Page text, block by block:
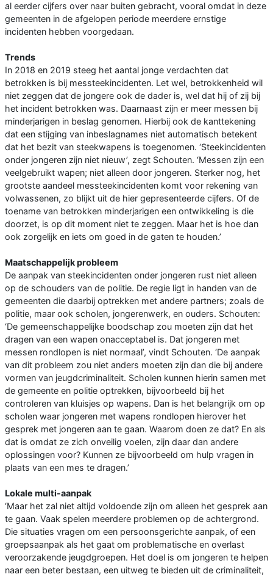
al eerder cijfers over naar buiten gebracht, vooral omdat in deze
gemeenten in de afgelopen periode meerdere ernstige
incidenten hebben voorgedaan.
Trends
In 2018 en 2019 steeg het aantal jonge verdachten dat
betrokken is bij messteekincidenten. Let wel, betrokkenheid wil
niet zeggen dat de jongere ook de dader is, wel dat hij of zij bij
het incident betrokken was. Daarnaast zijn er meer messen bij
minderjarigen in beslag genomen. Hierbij ook de kanttekening
dat een stijging van inbeslagnames niet automatisch betekent
dat het bezit van steekwapens is toegenomen. ‘Steekincidenten
onder jongeren zijn niet nieuw’, zegt Schouten. ‘Messen zijn een
veelgebruikt wapen; niet alleen door jongeren. Sterker nog, het
grootste aandeel messteekincidenten komt voor rekening van
volwassenen, zo blijkt uit de hier gepresenteerde cijfers. Of de
toename van betrokken minderjarigen een ontwikkeling is die
doorzet, is op dit moment niet te zeggen. Maar het is hoe dan
ook zorgelijk en iets om goed in de gaten te houden.’
Maatschappelijk probleem
De aanpak van steekincidenten onder jongeren rust niet alleen
op de schouders van de politie. De regie ligt in handen van de
gemeenten die daarbij optrekken met andere partners; zoals de
politie, maar ook scholen, jongerenwerk, en ouders. Schouten:
‘De gemeenschappelijke boodschap zou moeten zijn dat het
dragen van een wapen onacceptabel is. Dat jongeren met
messen rondlopen is niet normaal’, vindt Schouten. ‘De aanpak
van dit probleem zou niet anders moeten zijn dan die bij andere
vormen van jeugdcriminaliteit. Scholen kunnen hierin samen met
de gemeente en politie optrekken, bijvoorbeeld bij het
controleren van kluisjes op wapens. Dan is het belangrijk om op
scholen waar jongeren met wapens rondlopen hierover het
gesprek met jongeren aan te gaan. Waarom doen ze dat? En als
dat is omdat ze zich onveilig voelen, zijn daar dan andere
oplossingen voor? Kunnen ze bijvoorbeeld om hulp vragen in
plaats van een mes te dragen.’
Lokale multi-aanpak
‘Maar het zal niet altijd voldoende zijn om alleen het gesprek aan
te gaan. Vaak spelen meerdere problemen op de achtergrond.
Die situaties vragen om een persoonsgerichte aanpak, of een
groepsaanpak als het gaat om problematische en overlast
veroorzakende jeugdgroepen. Het doel is om jongeren te helpen
naar een beter bestaan, een uitweg te bieden uit de criminaliteit,